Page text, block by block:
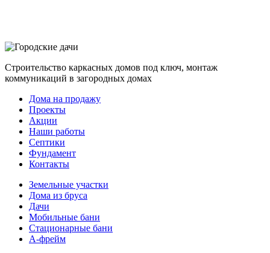
Строительство каркасных домов под ключ, монтаж
коммуникаций в загородных домах
Дома на продажу
Проекты
Акции
Наши работы
Септики
Фундамент
Контакты
Земельные участки
Дома из бруса
Дачи
Мобильные бани
Стационарные бани
A-фрейм